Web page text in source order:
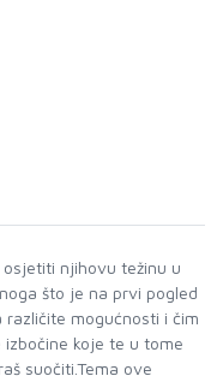
njihovu težinu u
što je na prvi pogled
različite mogućnosti i čim
koje te u tome
suočiti.Tema ove